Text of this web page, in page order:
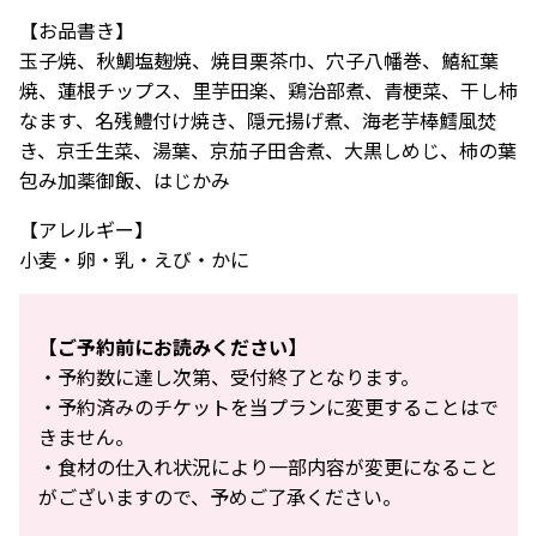
【お品書き】
玉子焼、秋鯛塩麹焼、焼目栗茶巾、穴子八幡巻、鱚紅葉
焼、蓮根チップス、里芋田楽、鶏治部煮、青梗菜、干し柿
なます、名残鱧付け焼き、隠元揚げ煮、海老芋棒鱈風焚
き、京壬生菜、湯葉、京茄子田舎煮、大黒しめじ、柿の葉
包み加薬御飯、はじかみ
【アレルギー】
小麦・卵・乳・えび・かに
【ご予約前にお読みください】
・予約数に達し次第、受付終了となります。
・予約済みのチケットを当プランに変更することはで
きません。
・食材の仕入れ状況により一部内容が変更になること
がございますので、予めご了承ください。